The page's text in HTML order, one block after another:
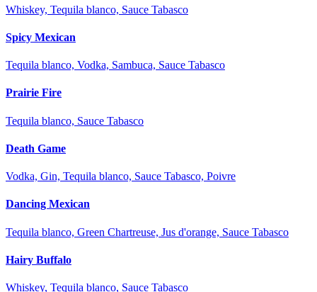
Whiskey, Tequila blanco, Sauce Tabasco
Spicy Mexican
Tequila blanco, Vodka, Sambuca, Sauce Tabasco
Prairie Fire
Tequila blanco, Sauce Tabasco
Death Game
Vodka, Gin, Tequila blanco, Sauce Tabasco, Poivre
Dancing Mexican
Tequila blanco, Green Chartreuse, Jus d'orange, Sauce Tabasco
Hairy Buffalo
Whiskey, Tequila blanco, Sauce Tabasco